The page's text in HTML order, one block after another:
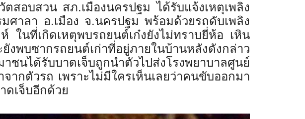
สอบสวน สภ.เมืองนครปฐม ได้รับแจ้งเหตุเพลิง
ศาลา อ.เมือง จ.นครปฐม พร้อมด้วยรถดับเพลิง
ในที่เกิดเหตุพบรถยนต์เก๋งยังไม่ทราบยี่ห้อ เหิน
พบซากรถยนต์เก่าที่อยู่ภายในบ้านหลังดังกล่าว
นได้รับบาดเจ็บถูกนำตัวไปส่งโรงพยาบาลศูนย์
ากตัวรถ เพราะไม่มีใครเห็นเลยว่าคนขับออกมา
ดเจ็บอีกด้วย